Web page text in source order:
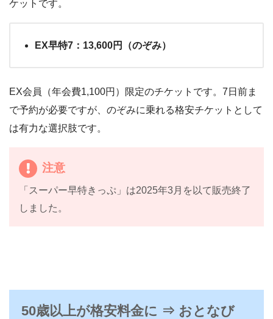
ケットです。
EX早特7：13,600円（のぞみ）
EX会員（年会費1,100円）限定のチケットです。7日前ま
で予約が必要ですが、のぞみに乗れる格安チケットとして
は有力な選択肢です。
注意
「スーパー早特きっぷ」は2025年3月を以て販売終了
しました。
50歳以上が格安料金に ⇒ おとなび